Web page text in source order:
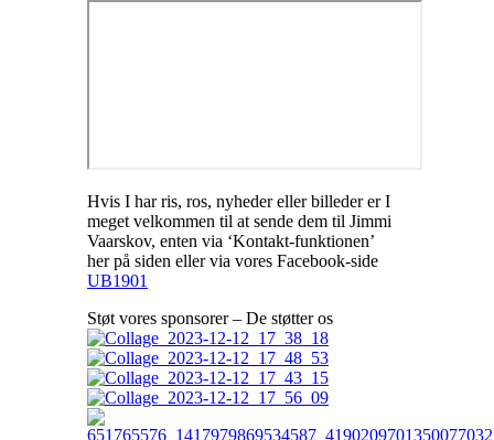
Hvis I har ris, ros, nyheder eller billeder er I
meget velkommen til at sende dem til Jimmi
Vaarskov, enten via ‘Kontakt-funktionen’
her på siden eller via vores Facebook-side
UB1901
Støt vores sponsorer – De støtter os